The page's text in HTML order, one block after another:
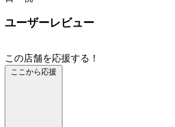
ユーザーレビュー
この店舗を応援する！
ここから応援